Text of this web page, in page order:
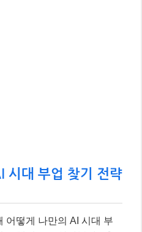
는 활동을 통해 추가 수